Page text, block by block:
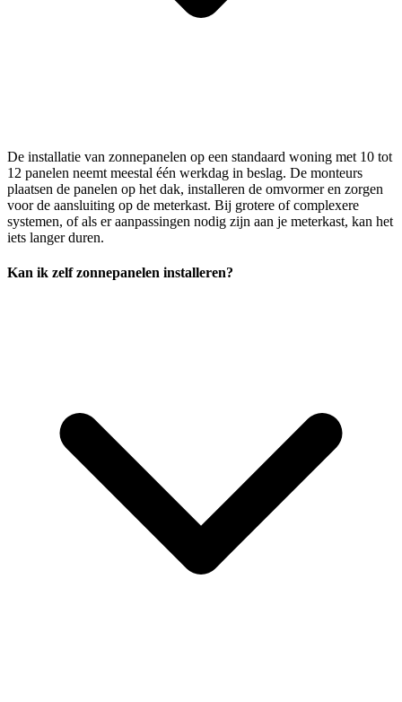
De installatie van zonnepanelen op een standaard woning met 10 tot
12 panelen neemt meestal één werkdag in beslag. De monteurs
plaatsen de panelen op het dak, installeren de omvormer en zorgen
voor de aansluiting op de meterkast. Bij grotere of complexere
systemen, of als er aanpassingen nodig zijn aan je meterkast, kan het
iets langer duren.
Kan ik zelf zonnepanelen installeren?